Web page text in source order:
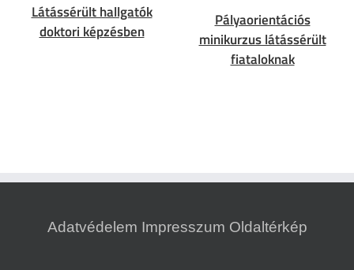
Látássérült hallgatók
doktori képzésben
Pályaorientációs
minikurzus látássérült
fiataloknak
Adatvédelem Impresszum Oldaltérkép